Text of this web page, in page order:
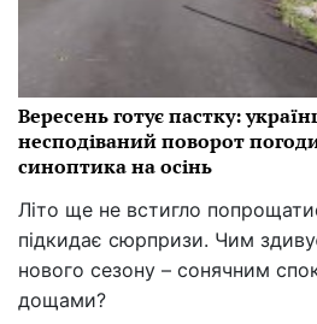
Вересень готує пастку:
несподіваний поворот
синоптика на осінь
Літо ще не встигло
підкидає сюрпризи. Чим
нового сезону – сонячним
дощами?